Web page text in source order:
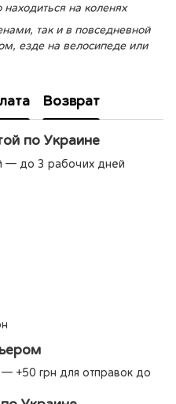
на коленях
так и в повседневной
езде на велосипеде или
Возврат
по Украине
— до 3 рабочих дней
+50 грн для отправок до